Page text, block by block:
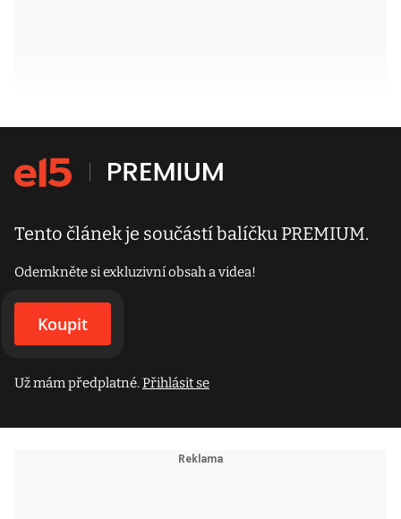
Tento článek je součástí balíčku PREMIUM.
Odemkněte si exkluzivní obsah a videa!
Koupit
Už mám předplatné.Přihlásit se